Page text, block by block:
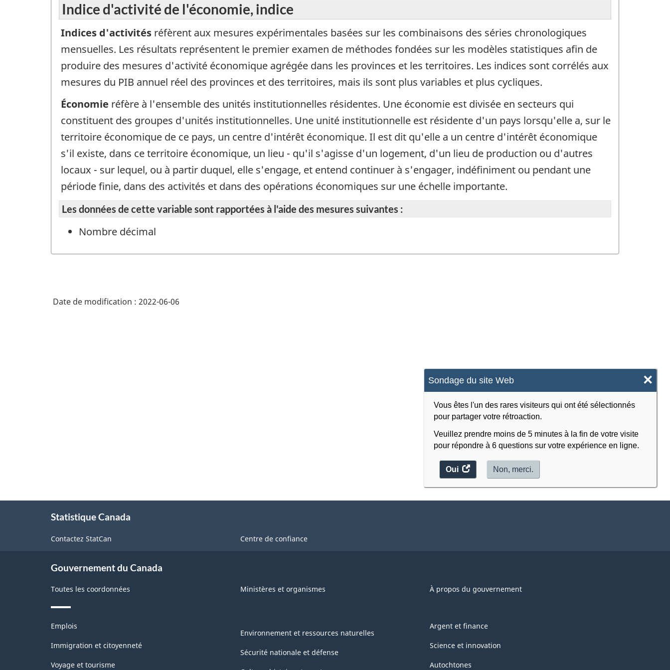
Sondage du site Web ×
Vous êtes l'un des rares visiteurs qui ont été sélectionnés
pour partager votre rétroaction.
Veuillez prendre moins de 5 minutes à la fin de votre visite
pour répondre à 6 questions sur votre expérience en ligne.
Oui
accéder
au
Non, merci.
Indice d'activité de l'économie, indice
Indices d'activités réfèrent aux mesures expérimentales basées sur les combinaisons des séries chronologiques
mensuelles. Les résultats représentent le premier examen de méthodes fondées sur les modèles statistiques afin de
produire des mesures d'activité économique agrégée dans les provinces et les territoires. Les indices sont corrélés aux
mesures du PIB annuel réel des provinces et des territoires, mais ils sont plus variables et plus cycliques.
Économie réfère à l'ensemble des unités institutionnelles résidentes. Une économie est divisée en secteurs qui
constituent des groupes d'unités institutionnelles. Une unité institutionnelle est résidente d'un pays lorsqu'elle a, sur le
territoire économique de ce pays, un centre d'intérêt économique. Il est dit qu'elle a un centre d'intérêt économique
s'il existe, dans ce territoire économique, un lieu - qu'il s'agisse d'un logement, d'un lieu de production ou d'autres
locaux - sur lequel, ou à partir duquel, elle s'engage, et entend continuer à s'engager, indéfiniment ou pendant une
période finie, dans des activités et dans des opérations économiques sur une échelle importante.
Les données de cette variable sont rapportées à l'aide des mesures suivantes :
Nombre décimal
Date de modification : 2022-06-06
Statistique Canada
Contactez StatCan Centre de confiance
Gouvernement du Canada
Toutes les coordonnées Ministères et organismes À propos du gouvernement
Thèmes
sujets
Emplois
Immigration et citoyenneté
Voyage et tourisme
Environnement et ressources naturelles
Sécurité nationale et défense
Argent et finance
Science et innovation
Autochtones